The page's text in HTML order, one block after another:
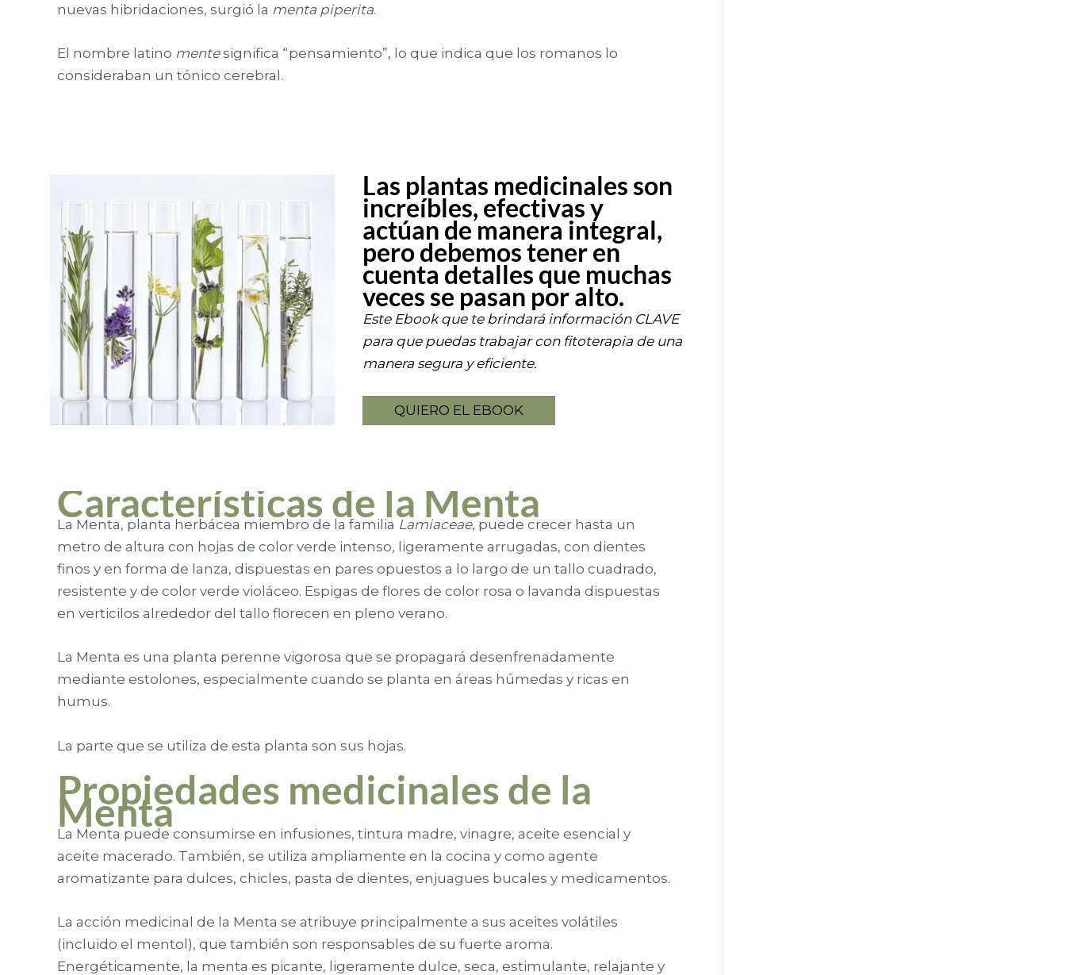
nuevas hibridaciones, surgió la menta piperita.
El nombre latino mentesignifica “pensamiento”, lo que indica que los romanos lo
consideraban un tónico cerebral.
Las plantas medicinales son
increíbles, efectivas y
actúan de manera integral,
pero debemos tener en
cuenta detalles que muchas
veces se pasan por alto.
Este Ebook que te brindará información CLAVE
para que puedas trabajar con fitoterapia de una
manera segura y eficiente.
QUIERO EL EBOOK
Características de la Menta
La Menta, planta herbácea miembro de la familia Lamiaceae, puede crecer hasta un
metro de altura con hojas de color verde intenso, ligeramente arrugadas, con dientes
finos y en forma de lanza, dispuestas en pares opuestos a lo largo de un tallo cuadrado,
resistente y de color verde violáceo. Espigas de flores de color rosa o lavanda dispuestas
en verticilos alrededor del tallo florecen en pleno verano.
La Menta es una planta perenne vigorosa que se propagará desenfrenadamente
mediante estolones, especialmente cuando se planta en áreas húmedas y ricas en
humus.
La parte que se utiliza de esta planta son sus hojas.
Propiedades medicinales de la
Menta
La Menta puede consumirse en infusiones, tintura madre, vinagre, aceite esencial y
aceite macerado. También, se utiliza ampliamente en la cocina y como agente
aromatizante para dulces, chicles, pasta de dientes, enjuagues bucales y medicamentos.
La acción medicinal de la Menta se atribuye principalmente a sus aceites volátiles
(incluido el mentol), que también son responsables de su fuerte aroma.
Energéticamente, la menta es picante, ligeramente dulce, seca, estimulante, relajante y